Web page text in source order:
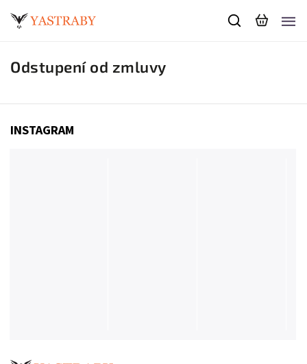
Odstupení od zmluvy
INSTAGRAM